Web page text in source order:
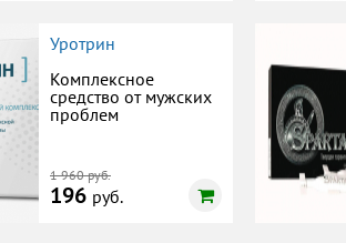
Уротрин
Комплексное
средство от мужских
проблем
1 960 руб.
196 руб.